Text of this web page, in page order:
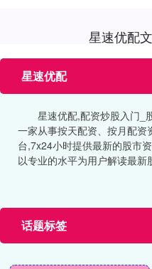
星速优配
星速优配
星速优配,配资炒股入门_
一家从事按天配资、按月配
台,7x24小时提供最新的股市
以专业的水平为用户解读最新
话题标签